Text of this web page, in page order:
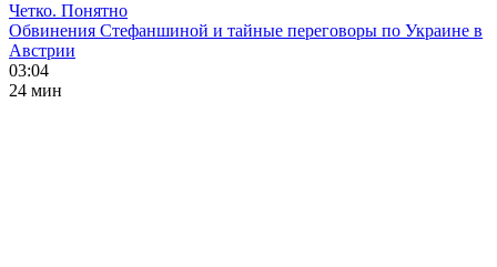
Четко. Понятно
Обвинения Стефаншиной и тайные переговоры по Украине в
Австрии
03:04
24 мин